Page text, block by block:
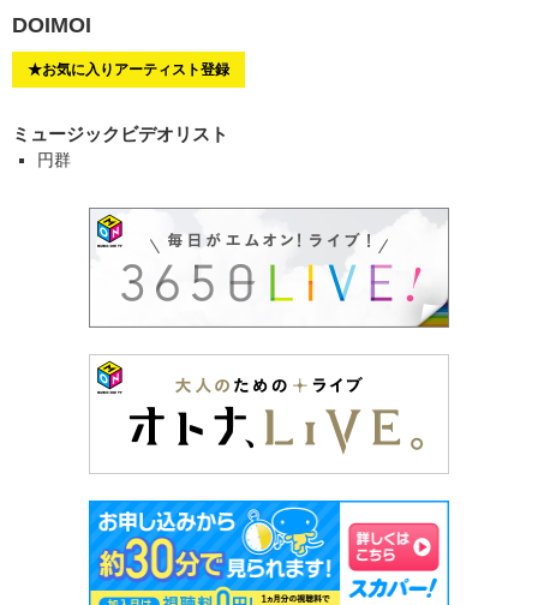
DOIMOI
★お気に入りアーティスト登録
ミュージックビデオリスト
円群